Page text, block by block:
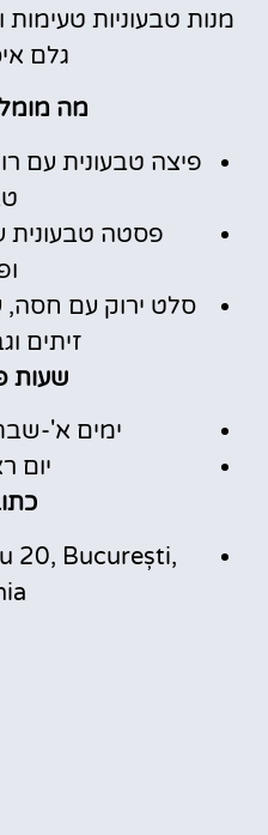
מנות טבעוניות טעימות
גלם
מה
פיצה טבעונית עם
פסטה טבעונית
סלט ירוק עם חסה,
זיתים
שעות
ימים א'-שבת: 12:00-
יום
20, București,